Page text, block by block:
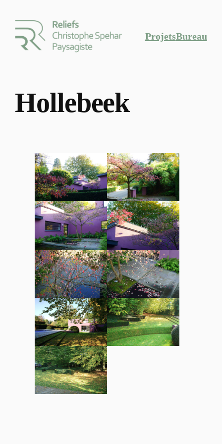
ProjetsBureau
Hollebeek